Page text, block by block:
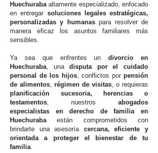
Huechurabaaltamente especializado, enfocado
en entregar soluciones legales estratégicas,
personalizadas y humanaspara resolver de
manera eficaz los asuntos familiares más
sensibles.
Ya sea que enfrentes undivorcio en
Huechuraba, unadisputa por el cuidado
personal de los hijos, conflictos por pensión
de alimentos, régimen de visitas, o requieras
planificación sucesoria, herencias o
testamentos, nuestros abogados
especialistas en derecho de familia en
Huechurabaestán comprometidos con
brindarte una asesoría cercana, eficiente y
orientada a proteger el bienestar de tu
familia.